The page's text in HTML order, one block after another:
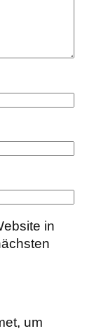
in
um